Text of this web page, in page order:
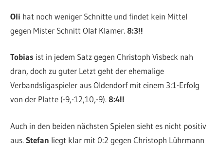
Oli hat noch weniger Schnitte und findet kein Mittel
gegen Mister Schnitt Olaf Klamer. 8:3!!
Tobias ist in jedem Satz gegen Christoph Visbeck nah
dran, doch zu guter Letzt geht der ehemalige
Verbandsligaspieler aus Oldendorf mit einem 3:1-Erfolg
von der Platte (-9,-12,10,-9). 8:4!!
Auch in den beiden nächsten Spielen sieht es nicht positiv
aus.Stefan liegt klar mit 0:2 gegen Christoph Lührmann